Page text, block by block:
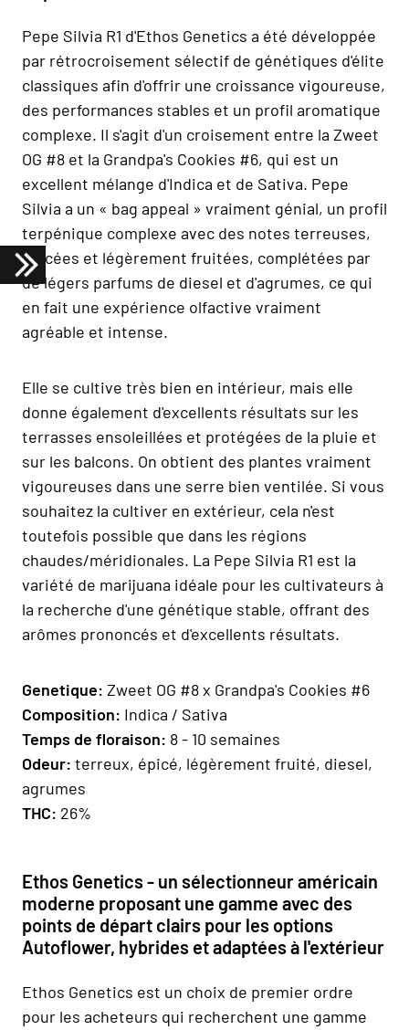
Pepe Silvia R1 d'Ethos Genetics a été développée
par rétrocroisement sélectif de génétiques d'élite
classiques afin d'offrir une croissance vigoureuse,
des performances stables et un profil aromatique
complexe. Il s'agit d'un croisement entre la Zweet
OG #8 et la Grandpa's Cookies #6, qui est un
excellent mélange d'Indica et de Sativa. Pepe
Silvia a un « bag appeal » vraiment génial, un profil
terpénique complexe avec des notes terreuses,
épicées et légèrement fruitées, complétées par
de légers parfums de diesel et d'agrumes, ce qui
en fait une expérience olfactive vraiment
agréable et intense.
Elle se cultive très bien en intérieur, mais elle
donne également d'excellents résultats sur les
terrasses ensoleillées et protégées de la pluie et
sur les balcons. On obtient des plantes vraiment
vigoureuses dans une serre bien ventilée. Si vous
souhaitez la cultiver en extérieur, cela n'est
toutefois possible que dans les régions
chaudes/méridionales. La Pepe Silvia R1 est la
variété de marijuana idéale pour les cultivateurs à
la recherche d'une génétique stable, offrant des
arômes prononcés et d'excellents résultats.
Genetique: Zweet OG #8 x Grandpa's Cookies #6
Composition: Indica / Sativa
Temps de floraison: 8 - 10 semaines
Odeur: terreux, épicé, légèrement fruité, diesel,
agrumes
THC: 26%
Ethos Genetics - un sélectionneur américain
moderne proposant une gamme avec des
points de départ clairs pour les options
Autoflower, hybrides et adaptées à l'extérieur
Ethos Genetics est un choix de premier ordre
pour les acheteurs qui recherchent une gamme